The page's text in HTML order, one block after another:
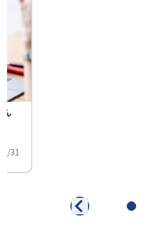
ん
31